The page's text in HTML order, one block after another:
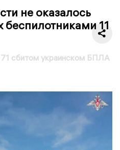
не оказалось
беспилотниками 11
сбитом украинском БПЛА